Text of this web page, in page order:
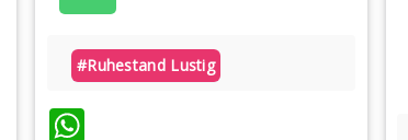
#ruhestand Lustig
WhatsApp